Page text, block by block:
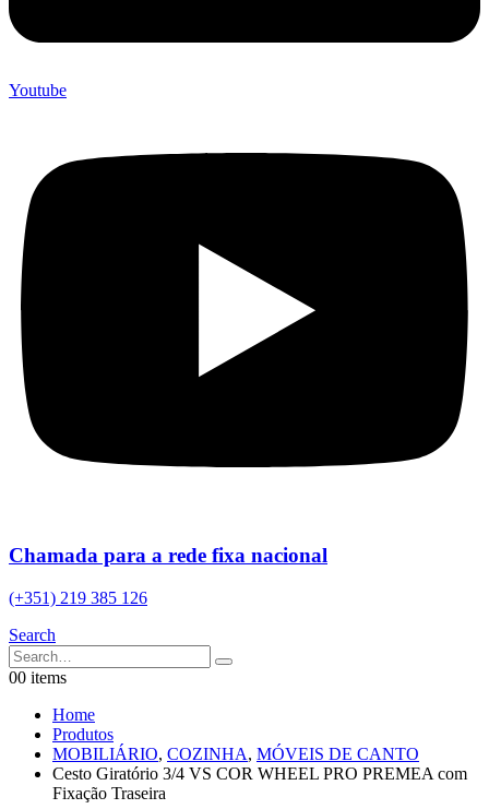
Youtube
Chamada para a rede fixa nacional
(+351) 219 385 126
Search
00 items
Home
Produtos
MOBILIÁRIO, COZINHA, MÓVEIS DE CANTO
Cesto Giratório 3/4 VS COR WHEEL PRO PREMEA com
Fixação Traseira